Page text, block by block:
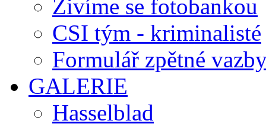
Živíme se fotobankou
CSI tým - kriminalisté
Formulář zpětné
GALERIE
Hasselblad